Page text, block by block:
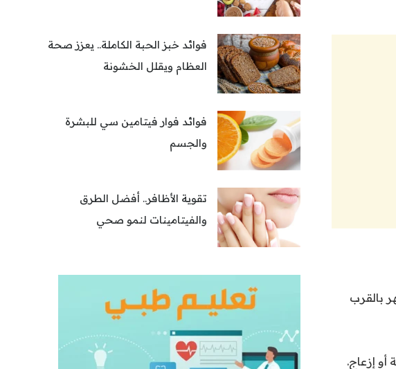
بالقرب
إزعاج.
فوائد خبز الحبة الكاملة.. يعزز صحة
العظام ويقلل الخشونة
فوائد فوار فيتامين سي للبشرة
والجسم
تقوية الأظافر.. أفضل الطرق
والفيتامينات لنمو صحي